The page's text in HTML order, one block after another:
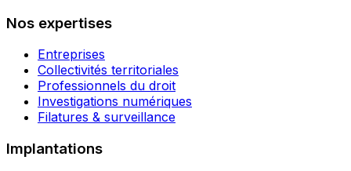
Nos expertises
Entreprises
Collectivités territoriales
Professionnels du droit
Investigations numériques
Filatures & surveillance
Implantations